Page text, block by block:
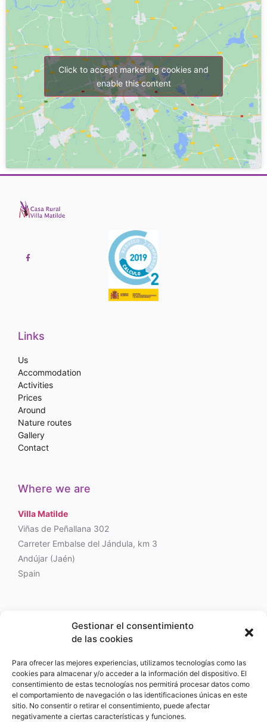
Gestionar el consentimiento
de las cookies
Para ofrecer las mejores experiencias, utilizamos tecnologías como las
cookies para almacenar y/o acceder a la información del dispositivo. El
consentimiento de estas tecnologías nos permitirá procesar datos como
el comportamiento de navegación o las identificaciones únicas en este
sitio. No consentir o retirar el consentimiento, puede afectar
negativamente a ciertas características y funciones.
Click to accept marketing cookies and
enable this content
Links
Us
Accommodation
Activities
Prices
Around
Nature routes
Gallery
Contact
Where we are
Villa Matilde
Viñas de Peñallana 302
Carreter Embalse del Jándula, km 3
Andújar (Jaén)
Spain
Email
Funded by the KIT Digital Program. Recovery, Transformation and Resilience
Plan of Spain ‘Next Generation EU’